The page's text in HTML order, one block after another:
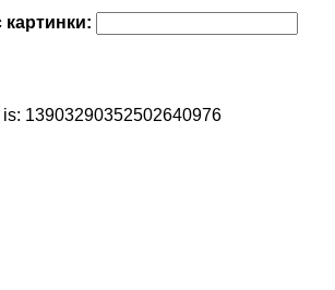
картинки:
13903290352502640976